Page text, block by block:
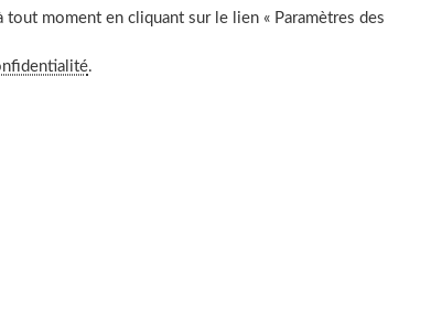
profiter de ses bons influx. Voie
d'un coup, mais d'observer
pour être en accord avec les
moment en cliquant sur le lien « Paramètres des
.